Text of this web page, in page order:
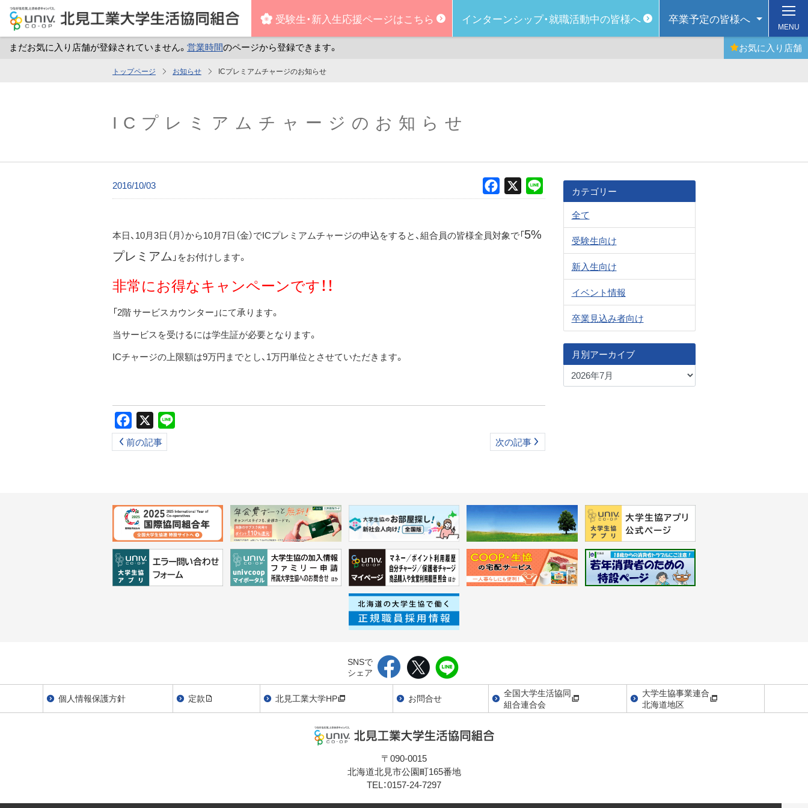
ン
受験生・新入生応援ページはこちら インターンシップ・就職活動中の皆様へ 卒業予定の皆様へ
まだお気に入り店舗が登録されていません。 営業時間のページから登録できます。 お気に入り 店舗
MENU
トップページ お知らせ ICプレミアムチャージのお知らせ
ICプレミアムチャージのお知らせ
2016/10/03 Facebook
本日、10月3日（月）から10月7日（金）でICプレミアムチャージの申込をすると、組合員の皆様全員対象で「5%
プレミアム 」をお付けします。
非常にお得なキャンペーンです！！
「2階 サービスカウンター」にて承ります。
当サービスを受けるには学生証が必要となります。
ICチャージの上限額は9万円までとし、1万円単位とさせていただきます。
Facebook
前の記事 次の記事
カテゴリー
全て
受験生向け
新入生向け
イベント情報
卒業見込み者向け
月別アーカイブ
SNSで
シェア
個人情報保護方針 定款 北見工業大学HP お問合せ
全国大学生活協同
組合連合会
大学生協事業連合
北海道地区
〒090-0015
北海道北見市公園町165番地
TEL：0157-24-7297